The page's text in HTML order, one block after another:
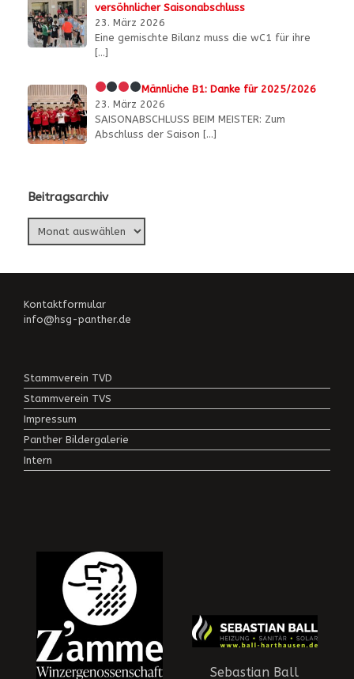
versöhnlicher Saisonabschluss
23. März 2026
Eine gemischte Bilanz muss die wC1 für ihre
[…]
Männliche B1: Danke für 2025/2026
23. März 2026
SAISONABSCHLUSS BEIM MEISTER: Zum
Abschluss der Saison […]
Beitragsarchiv
Kontaktformular
info@hsg-panther.de
Stammverein TVD
Stammverein TVS
Impressum
Panther Bildergalerie
Intern
Sebastian Ball